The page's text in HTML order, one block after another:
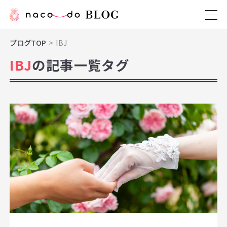
ブログTOP IBJ
IBJの記事一覧タグ